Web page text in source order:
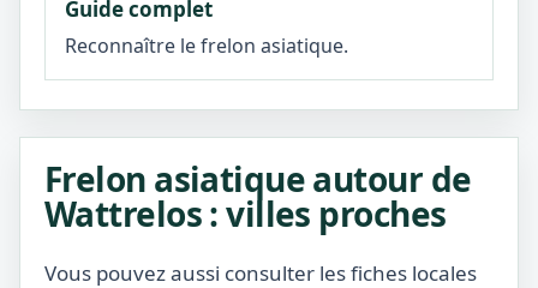
Guide complet
Reconnaître le frelon asiatique.
Frelon asiatique autour de
Wattrelos : villes proches
Vous pouvez aussi consulter les fiches locales